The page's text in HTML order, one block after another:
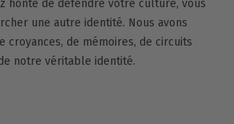
honte de défendre votre culture, vous
une autre identité. Nous avons
croyances, de mémoires, de circuits
notre véritable identité.